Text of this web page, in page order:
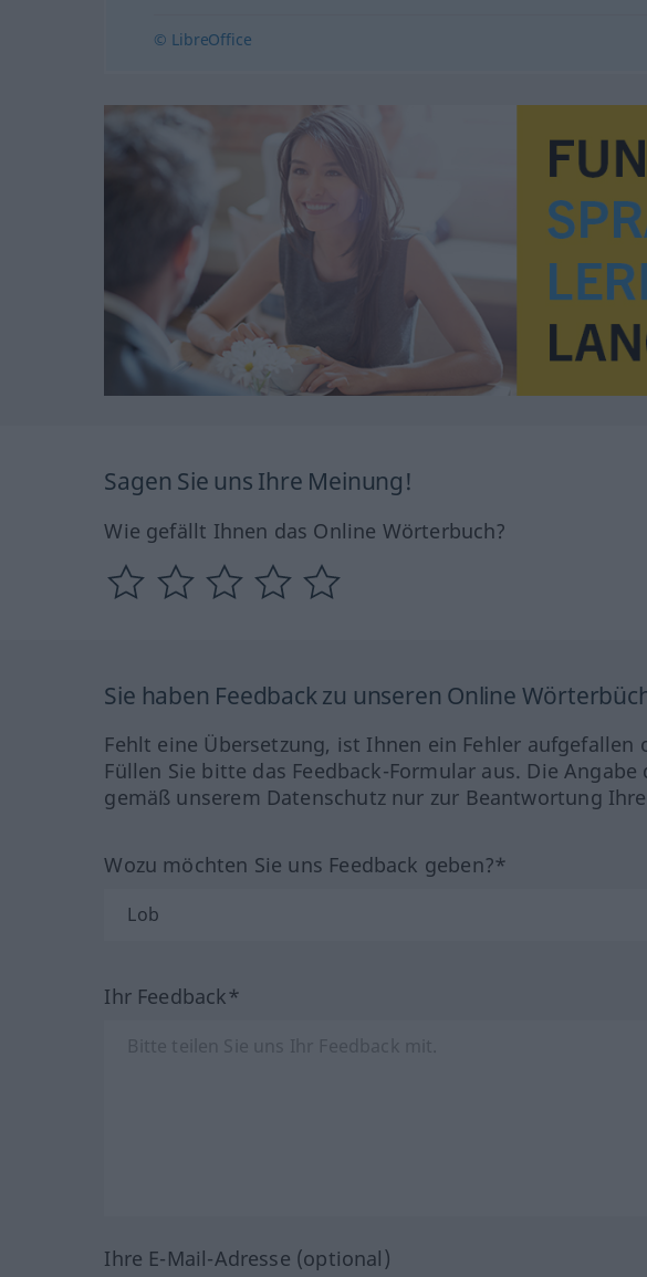
© LibreOffice
Sagen Sie uns Ihre Meinung!
Wie gefällt Ihnen das Online Wörterbuch?
Sie haben Feedback zu unseren Online
Fehlt eine Übersetzung, ist Ihnen ein Fehler
Füllen Sie bitte das Feedback-Formular aus. Die
gemäß unserem Datenschutz nur zur Beantwortung
Wozu möchten Sie uns Feedback geben?*
Ihr Feedback*
Ihre E-Mail-Adresse (optional)